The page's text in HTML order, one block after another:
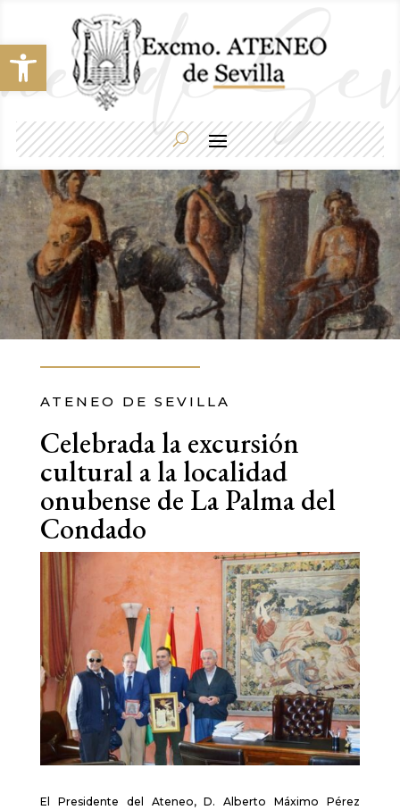
Abrir barra de herramientas
ATENEO DE SEVILLA
Celebrada la excursión
cultural a la localidad
onubense de La Palma del
Condado
El Presidente del Ateneo, D. Alberto Máximo Pérez